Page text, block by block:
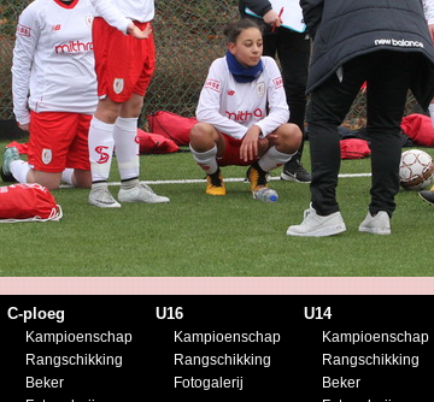
C-ploeg
Kampioenschap
Rangschikking
Beker
U16
Kampioenschap
Rangschikking
Fotogalerij
U14
Kampioenschap
Rangschikking
Beker